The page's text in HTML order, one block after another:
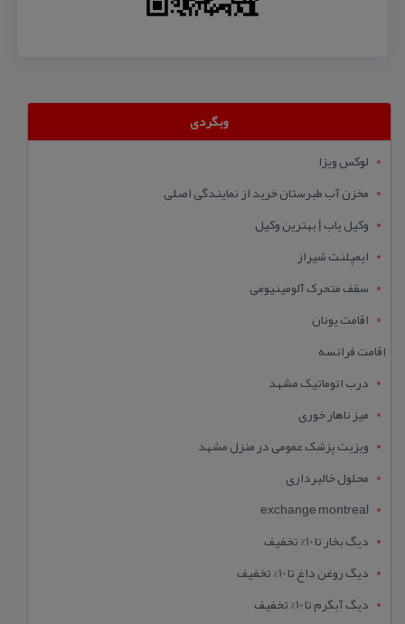
وبگردی
لوکس ویزا
مخزن آب طبرستان خرید از نمایندگی اصلی
وکیل یاب | بهترین وکیل
ایمپلنت شیراز
سقف متحرک آلومینیومی
اقامت یونان
اقامت فرانسه
درب اتوماتیک مشهد
میز ناهار خوری
ویزیت پزشک عمومی در منزل مشهد
محلول خالبرداری
exchange montreal
دیگ بخار تا 10% تخفیف
دیگ روغن داغ تا 10% تخفیف
دیگ آبگرم تا 10% تخفیف